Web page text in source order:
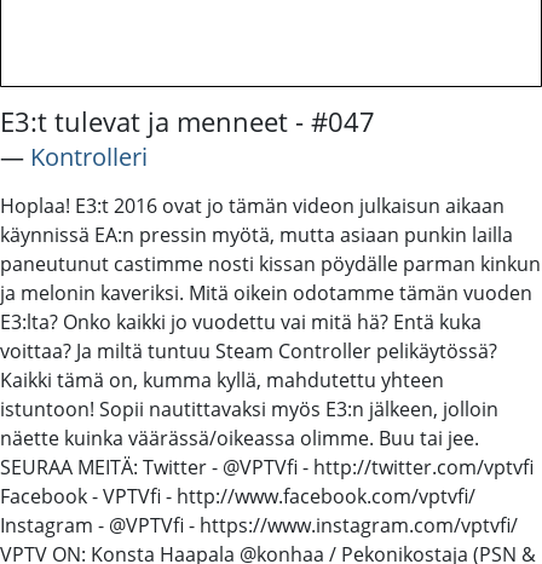
E3:t tulevat ja menneet - #047
― Kontrolleri
Hoplaa! E3:t 2016 ovat jo tämän videon julkaisun aikaan
käynnissä EA:n pressin myötä, mutta asiaan punkin lailla
paneutunut castimme nosti kissan pöydälle parman kinkun
ja melonin kaveriksi. Mitä oikein odotamme tämän vuoden
E3:lta? Onko kaikki jo vuodettu vai mitä hä? Entä kuka
voittaa? Ja miltä tuntuu Steam Controller pelikäytössä?
Kaikki tämä on, kumma kyllä, mahdutettu yhteen
istuntoon! Sopii nautittavaksi myös E3:n jälkeen, jolloin
näette kuinka väärässä/oikeassa olimme. Buu tai jee.
SEURAA MEITÄ: Twitter - @VPTVfi - http://twitter.com/vptvfi
Facebook - VPTVfi - http://www.facebook.com/vptvfi/
Instagram - @VPTVfi - https://www.instagram.com/vptvfi/
VPTV ON: Konsta Haapala @konhaa / Pekonikostaja (PSN &